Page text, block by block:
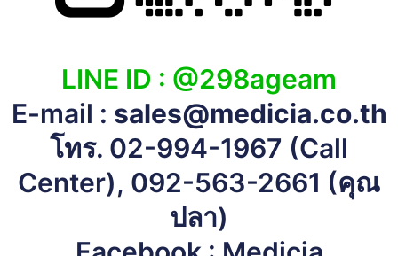
LINE ID : @298ageam
E-mail : sales@medicia.co.th
โทร. 02-994-1967 (Call
Center), 092-563-2661 (คุณ
ปลา)